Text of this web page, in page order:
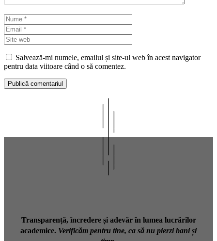
Nume
web
Salvează-mi numele, emailul și site-ul web în acest navigator
pentru data viitoare când o să comentez.
Transparență, încredere și adevăr în lumea lucrărilor
academice. Verificăm pentru tine, ca să nu pierzi bani și